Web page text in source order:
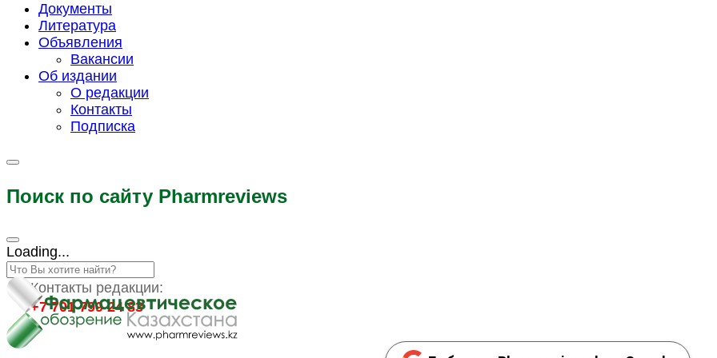
Документы
Литература
Объявления
Вакансии
Об издании
О редакции
Контакты
Подписка
Поиск по сайту Pharmreviews
Loading...
Контакты редакции:
+7 701 799 24 83